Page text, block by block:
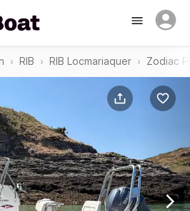
RIB RIB Locmariaquer Zodiac